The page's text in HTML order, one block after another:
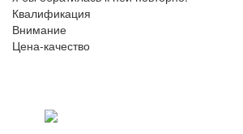
Квалификация
Внимание
Цена-качество